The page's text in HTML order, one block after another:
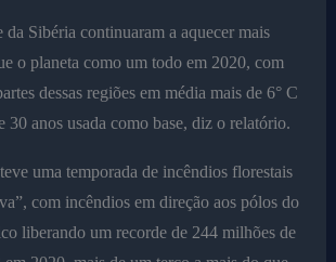
Sibéria continuaram a aquecer mais
o planeta como um todo em 2020, com
dessas regiões em média mais de 6° C
30 anos usada como base, diz o relatório.
uma temporada de incêndios florestais
com incêndios em direção aos pólos do
liberando um recorde de 244 milhões de